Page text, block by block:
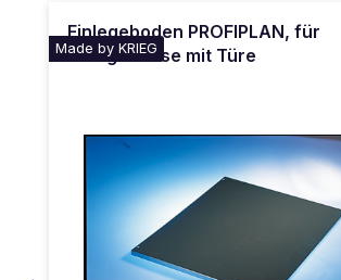
Made by KRIEG
Einlegeboden PROFIPLAN, für
Leergehäuse mit Türe